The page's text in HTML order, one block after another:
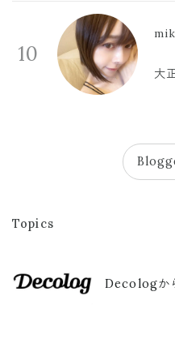
10
大
Topics
Decologか